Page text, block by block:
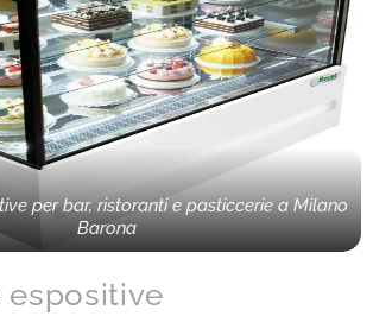
per bar, ristoranti e pasticcerie a Milano
Barona